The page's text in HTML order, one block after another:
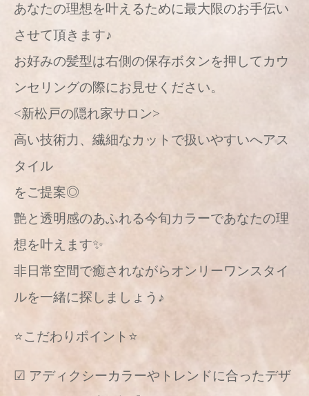
あなたの理想を叶えるために最大限のお手伝い
させて頂きます♪
お好みの髪型は右側の保存ボタンを押してカウ
ンセリングの際にお見せください。
<新松戸の隠れ家サロン>
高い技術力、繊細なカットで扱いやすいへアス
タイル
をご提案◎
艶と透明感のあふれる今旬カラーであなたの理
想を叶えます✨
非日常空間で癒されながらオンリーワンスタイ
ルを一緒に探しましょう♪
⭐️こだわりポイント⭐️
☑︎ アディクシーカラーやトレンドに合ったデザ